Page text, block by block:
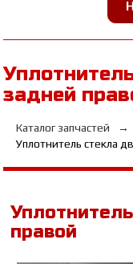
задней
Каталог запчастей
Уплотнитель стекла
правой